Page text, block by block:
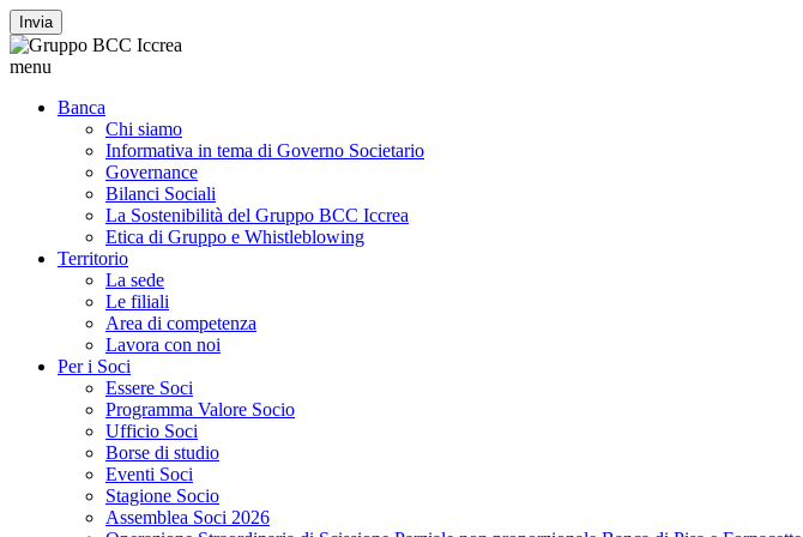
Invia
menu
Banca
Chi siamo
Informativa in tema di Governo Societario
Governance
Bilanci Sociali
La Sostenibilità del Gruppo BCC Iccrea
Etica di Gruppo e Whistleblowing
Territorio
La sede
Le filiali
Area di competenza
Lavora con noi
Per i Soci
Essere Soci
Programma Valore Socio
Ufficio Soci
Borse di studio
Eventi Soci
Stagione Socio
Assemblea Soci 2026